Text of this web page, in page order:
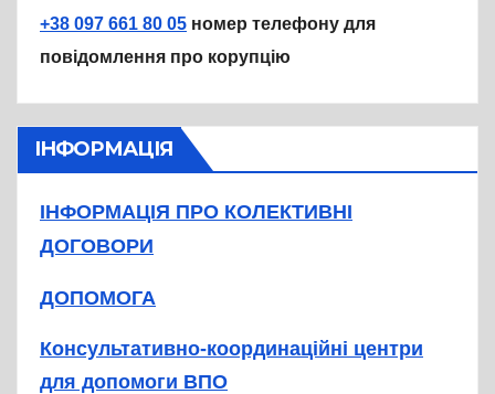
+38 097 661 80 05 номер телефону для
повідомлення про корупцію
ІНФОРМАЦІЯ
ІНФОРМАЦІЯ ПРО КОЛЕКТИВНІ
ДОГОВОРИ
ДОПОМОГА
Консультативно-координаційні центри
для допомоги ВПО